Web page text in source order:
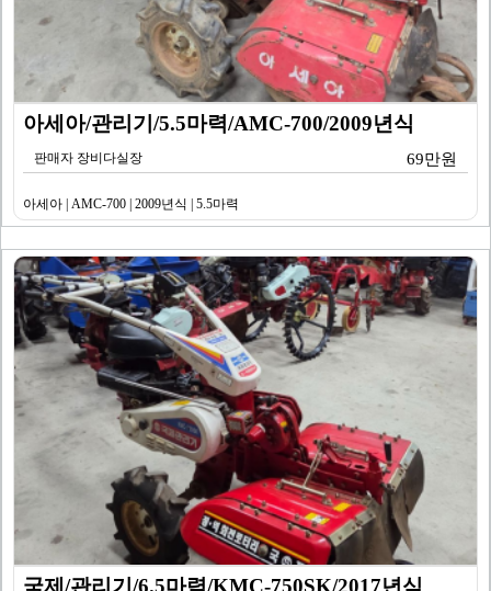
아세아/관리기/5.5마력/AMC-700/2009년식
판매자 장비다실장 69만원
아세아 | AMC-700 | 2009년식 | 5.5마력
국제/관리기/6.5마력/KMC-750SK/2017년식